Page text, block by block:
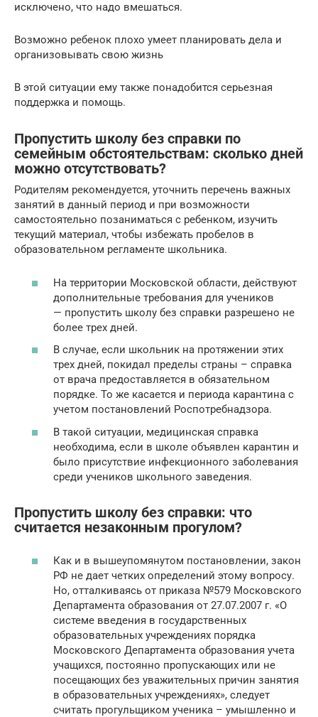
исключено, что надо вмешаться.
Возможно ребенок плохо умеет планировать дела и
организовывать свою жизнь
В этой ситуации ему также понадобится серьезная
поддержка и помощь.
Пропустить школу без справки по
семейным обстоятельствам: сколько дней
можно отсутствовать?
Родителям рекомендуется, уточнить перечень важных
занятий в данный период и при возможности
самостоятельно позаниматься с ребенком, изучить
текущий материал, чтобы избежать пробелов в
образовательном регламенте школьника.
На территории Московской области, действуют
дополнительные требования для учеников
— пропустить школу без справки разрешено не
более трех дней.
В случае, если школьник на протяжении этих
трех дней, покидал пределы страны – справка
от врача предоставляется в обязательном
порядке. То же касается и периода карантина с
учетом постановлений Роспотребнадзора.
В такой ситуации, медицинская справка
необходима, если в школе объявлен карантин и
было присутствие инфекционного заболевания
среди учеников школьного заведения.
Пропустить школу без справки: что
считается незаконным прогулом?
Как и в вышеупомянутом постановлении, закон
РФ не дает четких определений этому вопросу.
Но, отталкиваясь от приказа №579 Московского
Департамента образования от 27.07.2007 г. «О
системе введения в государственных
образовательных учреждениях порядка
Московского Департамента образования учета
учащихся, постоянно пропускающих или не
посещающих без уважительных причин занятия
в образовательных учреждениях», следует
считать прогульщиком ученика – умышленно и